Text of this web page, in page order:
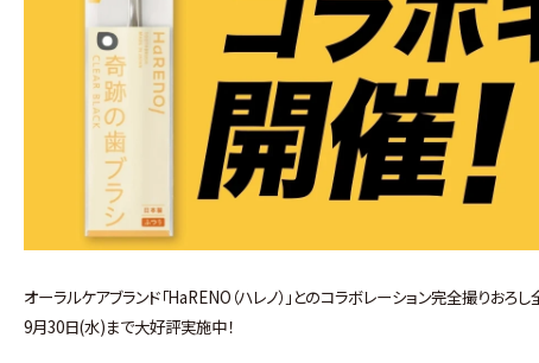
オーラルケアブランド「HaRENO（ハレノ）」とのコラボレーション完全撮り
9月30日(水)まで大好評実施中！